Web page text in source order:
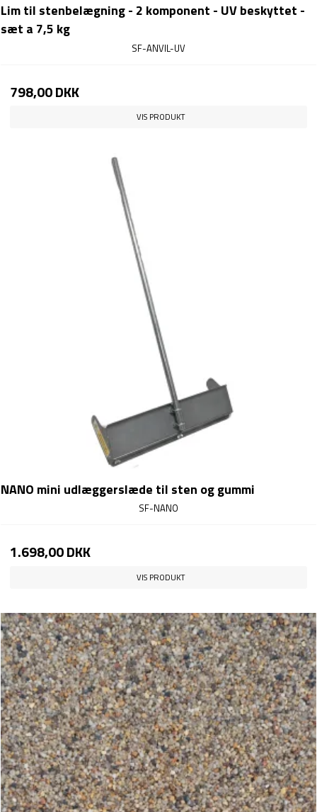
Lim til stenbelægning - 2 komponent - UV beskyttet -
sæt a 7,5 kg
SF-ANVIL-UV
798,00 DKK
VIS PRODUKT
NANO mini udlæggerslæde til sten og gummi
SF-NANO
1.698,00 DKK
VIS PRODUKT